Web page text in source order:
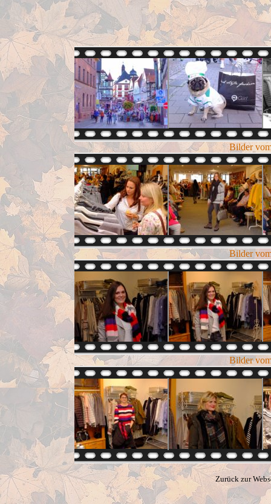
Bilder
Bilder
Bilder
Zurück zur